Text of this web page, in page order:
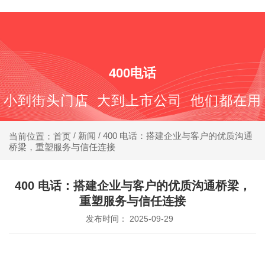
400电话
小到街头门店 大到上市公司 他们都在用
当前位置：首页 / 新闻 / 400 电话：搭建企业与客户的优质沟通
桥梁，重塑服务与信任连接
400 电话：搭建企业与客户的优质沟通桥梁，
重塑服务与信任连接
发布时间： 2025-09-29